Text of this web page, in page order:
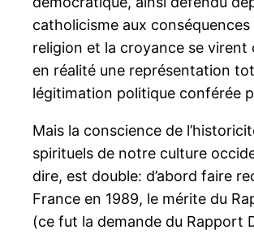
catholicisme aux
religion et la croyance se
en réalité une représentation
légitimation politique conférée
Mais la conscience de
spirituels de notre culture
dire, est double: d’abord faire
France en 1989, le mérite du
(ce fut la demande du Rapport